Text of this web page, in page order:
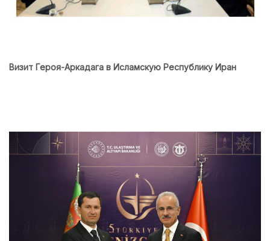
Визит Героя-Аркадага в Исламскую Республику Иран